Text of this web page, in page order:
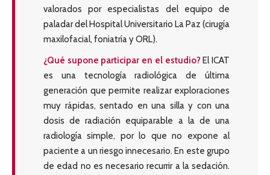
valorados por especialistas del equipo de
paladar del Hospital Universitario La Paz (cirugía
maxilofacial, foniatría y ORL).
¿Qué supone participar en el estudio? El ICAT
es una tecnología radiológica de última
generación que permite realizar exploraciones
muy rápidas, sentado en una silla y con una
dosis de radiación equiparable a la de una
radiología simple, por lo que no expone al
paciente a un riesgo innecesario. En este grupo
de edad no es necesario recurrir a la sedación.